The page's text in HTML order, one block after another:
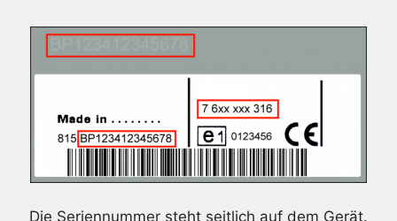
Die Seriennummer steht seitlich auf dem Gerät.